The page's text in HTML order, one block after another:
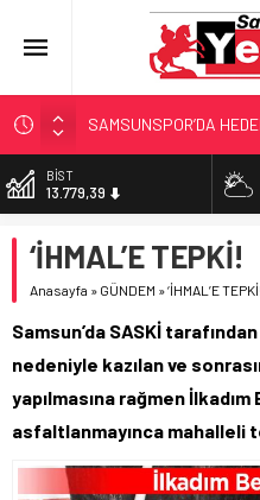
SAMSUNSPOR’DA
‘BAFRA’YA YATIRIM
İŞTE FINDIK FİYATI!
GERİ SAYIM BAŞLADI
DOLAR
47,7111
55,1881
ALTIN
13.779,39
‘İHMAL’E TEPKİ!
Anasayfa » GÜNDEM »‘İHMAL’E TEPKİ!
Samsun’da SASKİ
nedeniyle kazılan ve
yapılmasına rağmen
asfaltlanmayınca mahalleli